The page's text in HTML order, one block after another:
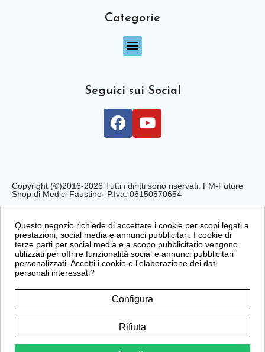
Categorie
Seguici sui Social
Copyright (©)2016-2026 Tutti i diritti sono riservati. FM-Future
Shop di Medici Faustino- P.Iva: 06150870654
Questo negozio richiede di accettare i cookie per scopi legati a
prestazioni, social media e annunci pubblicitari. I cookie di
terze parti per social media e a scopo pubblicitario vengono
utilizzati per offrire funzionalità social e annunci pubblicitari
personalizzati. Accetti i cookie e l'elaborazione dei dati
personali interessati?
Configura
Rifiuta